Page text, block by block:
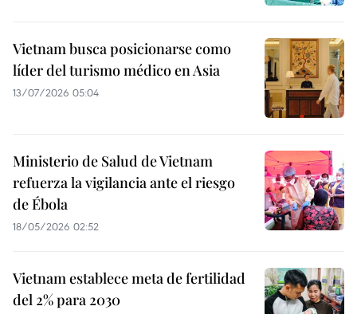
Vietnam busca posicionarse como
líder del turismo médico en Asia
13/07/2026 05:04
Ministerio de Salud de Vietnam
refuerza la vigilancia ante el riesgo
de Ébola
18/05/2026 02:52
Vietnam establece meta de fertilidad
del 2% para 2030